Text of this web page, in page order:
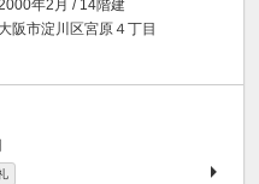
年2月 / 14階建
阪市淀川区宮原４丁目